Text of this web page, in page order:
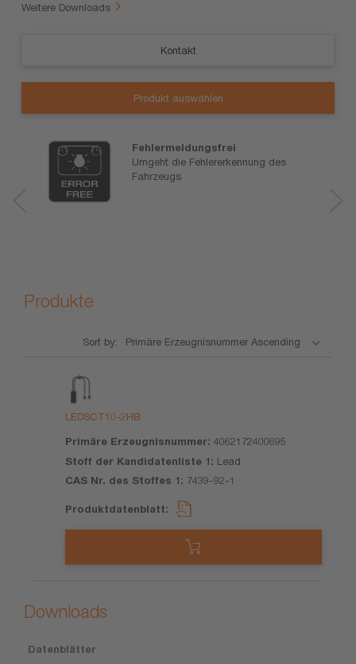
Weitere Downloads
Kontakt
Produkt auswählen
Fehlermeldungsfrei
Umgeht die Fehlererkennung des
Fahrzeugs
Produkte
Sort by:
Produkt
LEDSCT10-2HB
4062172400695
Lead
7439-92-1
Downloads
Datenblätter